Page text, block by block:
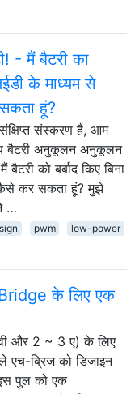
- मैं बैटरी का
के माध्यम से
हूं?
संस्करण है, आम
बैटरी अनुकूलन अनुकूलन
को बर्बाद किए बिना
कैसे कर सकता हूं? मुझे
…
pwm low-power
के लिए एक
और 2 ~ 3 ए) के लिए
ब्रिज को डिजाइन
पुल को एक